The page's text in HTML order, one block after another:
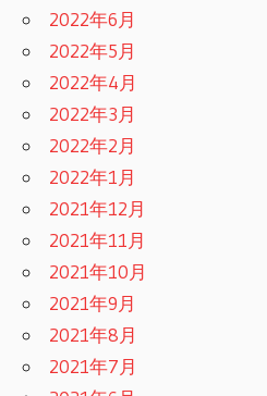
2022年6月
2022年5月
2022年4月
2022年3月
2022年2月
2022年1月
2021年12月
2021年11月
2021年10月
2021年9月
2021年8月
2021年7月